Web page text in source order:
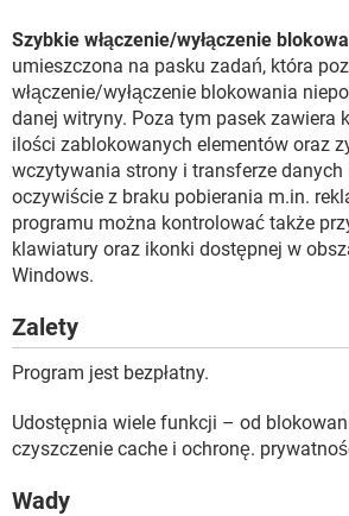
Szybkie włączenie/wyłączenie
umieszczona na pasku zadań, która
włączenie/wyłączenie blokowania
danej witryny. Poza tym pasek zawiera
ilości zablokowanych elementów oraz
wczytywania strony i transferze danych
oczywiście z braku pobierania m.in.
programu można kontrolować także
klawiatury oraz ikonki dostępnej w
Windows.
Zalety
Program jest bezpłatny.
Udostępnia wiele funkcji – od
czyszczenie cache i ochronę.
Wady